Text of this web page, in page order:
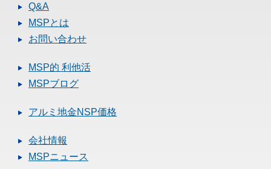
Q&A
MSPとは
お問い合わせ
MSP的 利他活
MSPブログ
アルミ地金NSP価格
会社情報
MSPニュース